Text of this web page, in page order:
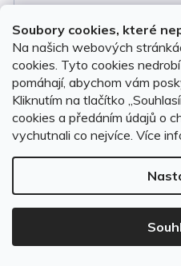
Soubory cookies, které
Na našich webových
cookies. Tyto cookies
pomáhají, abychom vám
Kliknutím na tlačítko
cookies a předáním údajů o
vychutnali co nejvíce. Více
Na
899
DO